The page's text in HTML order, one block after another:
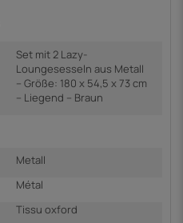
Set mit 2 Lazy-
Loungesesseln aus Metall
– Größe: 180 x 54,5 x 73 cm
– Liegend – Braun
Metall
Métal
Tissu oxford